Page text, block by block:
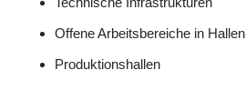
Offene Arbeitsbereiche in Hallen
Produktionshallen